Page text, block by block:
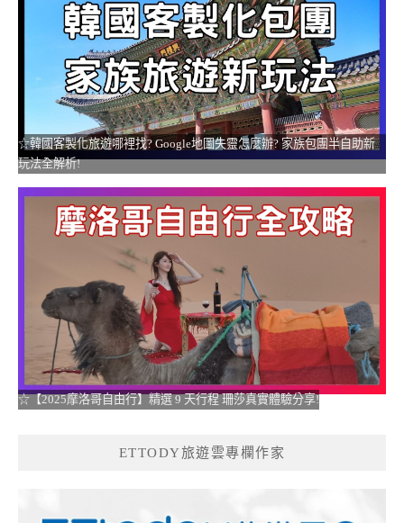
☆韓國客製化旅遊哪裡找? Google地圖失靈怎麼辦? 家族包團半自助新
玩法全解析!
☆【2025摩洛哥自由行】精選 9 天行程 珊莎真實體驗分享!
ETTODY旅遊雲專欄作家